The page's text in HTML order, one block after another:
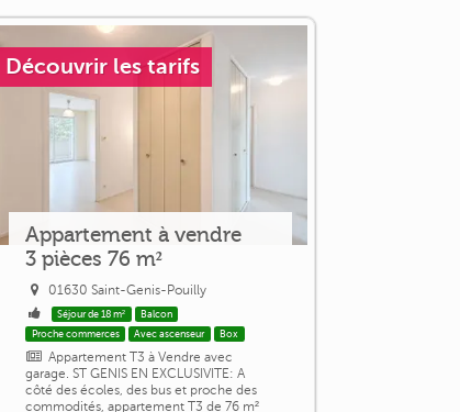
Découvrir les tarifs
Appartement à vendre
3 pièces 76 m²
01630 Saint-Genis-Pouilly
Séjour de 18 m²
Balcon
Proche commerces
Avec ascenseur Box
Appartement T3 à Vendre avec
garage. ST GENIS EN EXCLUSIVITE: A
côté des écoles, des bus et proche des
commodités, appartement T3 de 76 m²